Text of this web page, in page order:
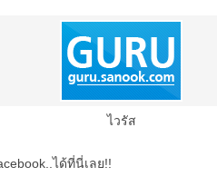
ไวรัส
ได้ที่นี่เลย!!